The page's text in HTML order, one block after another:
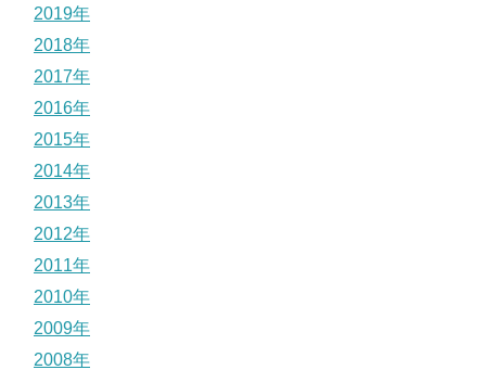
2019年
2018年
2017年
2016年
2015年
2014年
2013年
2012年
2011年
2010年
2009年
2008年